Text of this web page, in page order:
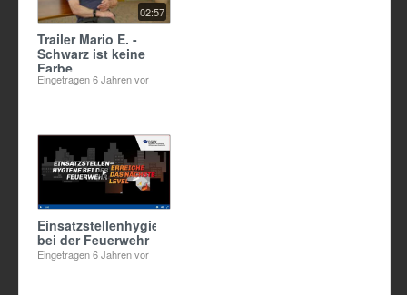
02:57
Trailer Mario E. -
Schwarz ist keine
Farbe
Eingetragen6 Jahren vor
Einsatzstellenhygiene
bei der Feuerwehr
Eingetragen6 Jahren vor